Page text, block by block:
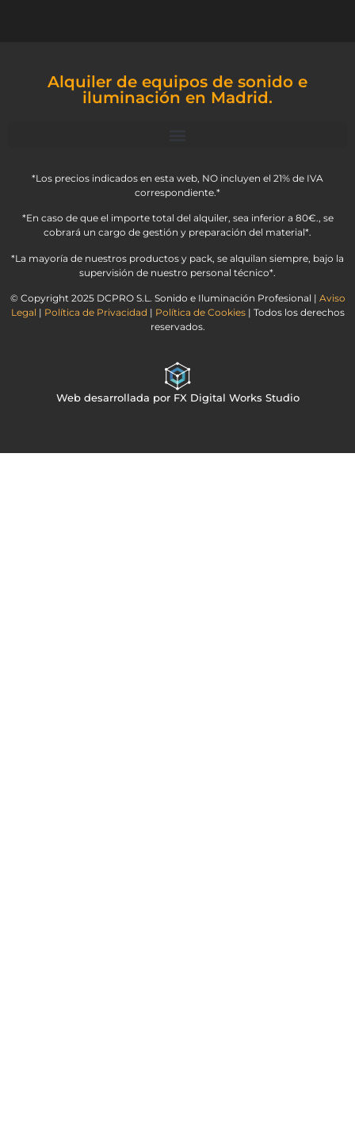
Alquiler de equipos de sonido e
iluminación en Madrid.
*Los precios indicados en esta web, NO incluyen el 21% de IVA
correspondiente.*
*En caso de que el importe total del alquiler, sea inferior a 80€., se
cobrará un cargo de gestión y preparación del material*.
*La mayoría de nuestros productos y pack, se alquilan siempre, bajo la
supervisión de nuestro personal técnico*.
© Copyright 2025 DCPRO S.L. Sonido e Iluminación Profesional | Aviso
Legal | Política de Privacidad | Política de Cookies| Todos los derechos
reservados.
Web desarrollada por FX Digital Works Studio